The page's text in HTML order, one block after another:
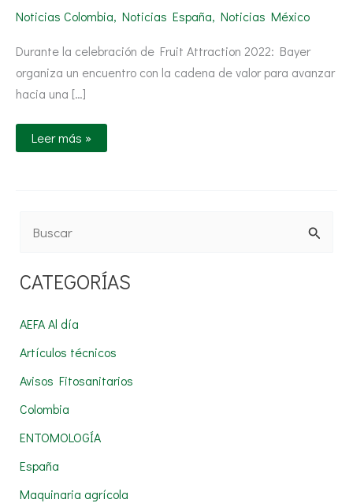
Noticias Colombia, Noticias España, Noticias México
Durante la celebración de Fruit Attraction 2022: Bayer
organiza un encuentro con la cadena de valor para avanzar
hacia una […]
Leer más »
s
r
p
o
r
:
CATEGORÍAS
AEFA Al día
Artículos técnicos
Avisos Fitosanitarios
Colombia
ENTOMOLOGÍA
España
Maquinaria agrícola